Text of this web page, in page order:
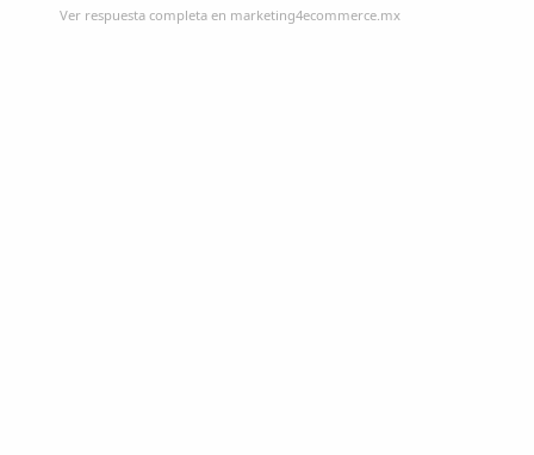
Ver respuesta completa en marketing4ecommerce.mx